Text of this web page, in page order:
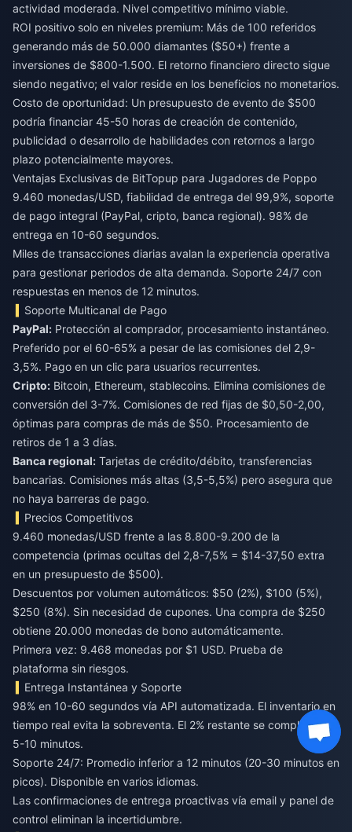
actividad moderada. Nivel competitivo mínimo viable.
ROI positivo solo en niveles premium: Más de 100 referidos
generando más de 50.000 diamantes ($50+) frente a
inversiones de $800-1.500. El retorno financiero directo sigue
siendo negativo; el valor reside en los beneficios no monetarios.
Costo de oportunidad: Un presupuesto de evento de $500
podría financiar 45-50 horas de creación de contenido,
publicidad o desarrollo de habilidades con retornos a largo
plazo potencialmente mayores.
Ventajas Exclusivas de BitTopup para Jugadores de Poppo
9.460 monedas/USD, fiabilidad de entrega del 99,9%, soporte
de pago integral (PayPal, cripto, banca regional). 98% de
entrega en 10-60 segundos.
Miles de transacciones diarias avalan la experiencia operativa
para gestionar periodos de alta demanda. Soporte 24/7 con
respuestas en menos de 12 minutos.
Soporte Multicanal de Pago
PayPal: Protección al comprador, procesamiento instantáneo.
Preferido por el 60-65% a pesar de las comisiones del 2,9-
3,5%. Pago en un clic para usuarios recurrentes.
Cripto: Bitcoin, Ethereum, stablecoins. Elimina comisiones de
conversión del 3-7%. Comisiones de red fijas de $0,50-2,00,
óptimas para compras de más de $50. Procesamiento de
retiros de 1 a 3 días.
Banca regional: Tarjetas de crédito/débito, transferencias
bancarias. Comisiones más altas (3,5-5,5%) pero asegura que
no haya barreras de pago.
Precios Competitivos
9.460 monedas/USD frente a las 8.800-9.200 de la
competencia (primas ocultas del 2,8-7,5% = $14-37,50 extra
en un presupuesto de $500).
Descuentos por volumen automáticos: $50 (2%), $100 (5%),
$250 (8%). Sin necesidad de cupones. Una compra de $250
obtiene 20.000 monedas de bono automáticamente.
Primera vez: 9.468 monedas por $1 USD. Prueba de
plataforma sin riesgos.
Entrega Instantánea y Soporte
98% en 10-60 segundos vía API automatizada. El inventario en
tiempo real evita la sobreventa. El 2% restante se completa en
5-10 minutos.
Soporte 24/7: Promedio inferior a 12 minutos (20-30 minutos en
picos). Disponible en varios idiomas.
Las confirmaciones de entrega proactivas vía email y panel de
control eliminan la incertidumbre.